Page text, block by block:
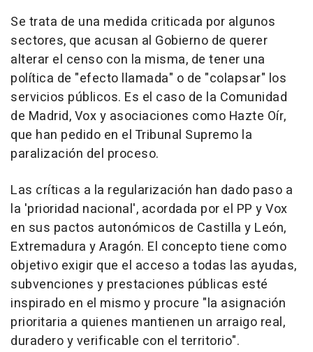
Se trata de una medida criticada por algunos
sectores, que acusan al Gobierno de querer
alterar el censo con la misma, de tener una
política de "efecto llamada" o de "colapsar" los
servicios públicos. Es el caso de la Comunidad
de Madrid, Vox y asociaciones como Hazte Oír,
que han pedido en el Tribunal Supremo la
paralización del proceso.
Las críticas a la regularización han dado paso a
la 'prioridad nacional', acordada por el PP y Vox
en sus pactos autonómicos de Castilla y León,
Extremadura y Aragón. El concepto tiene como
objetivo exigir que el acceso a todas las ayudas,
subvenciones y prestaciones públicas esté
inspirado en el mismo y procure "la asignación
prioritaria a quienes mantienen un arraigo real,
duradero y verificable con el territorio".